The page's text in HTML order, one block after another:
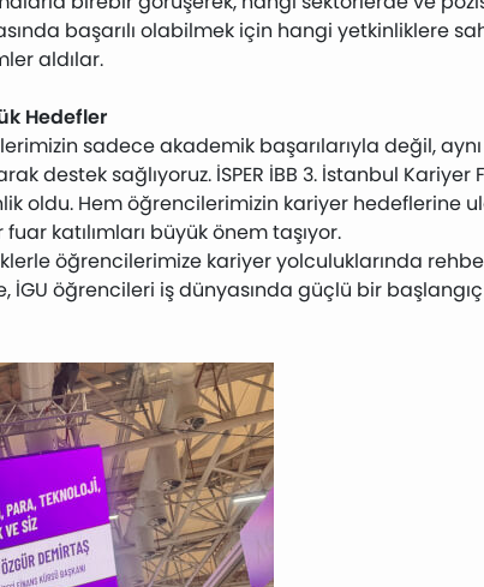
başarılı olabilmek için hangi yetkinliklere
aldılar.
Hedefler
sadece akademik başarılarıyla değil,
destek sağlıyoruz. İSPER İBB 3. İstanbul
oldu. Hem öğrencilerimizin kariyer hedeflerine
katılımları büyük önem taşıyor.
öğrencilerimize kariyer yolculuklarında
İGU öğrencileri iş dünyasında güçlü bir